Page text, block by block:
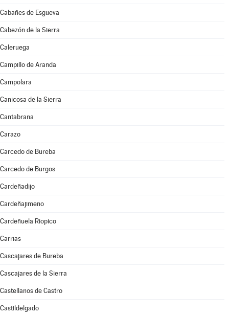
Cabañes de Esgueva
Cabezón de la Sierra
Caleruega
Campillo de Aranda
Campolara
Canicosa de la Sierra
Cantabrana
Carazo
Carcedo de Bureba
Carcedo de Burgos
Cardeñadijo
Cardeñajimeno
Cardeñuela Riopico
Carrias
Cascajares de Bureba
Cascajares de la Sierra
Castellanos de Castro
Castildelgado